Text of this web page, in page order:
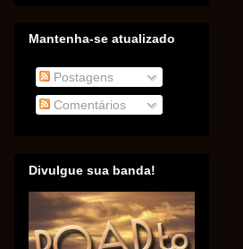
Mantenha-se atualizado
Postagens
Comentários
Divulgue sua banda!